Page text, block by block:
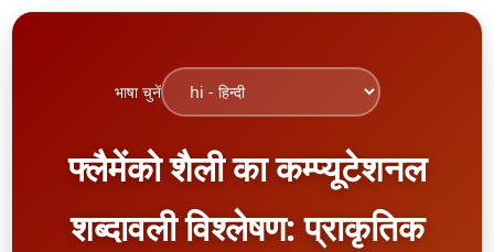
भाषा चुनें
फ्लैमेंको शैली का कम्प्यूटेशनल
शब्दावली विश्लेषण: प्राकृतिक